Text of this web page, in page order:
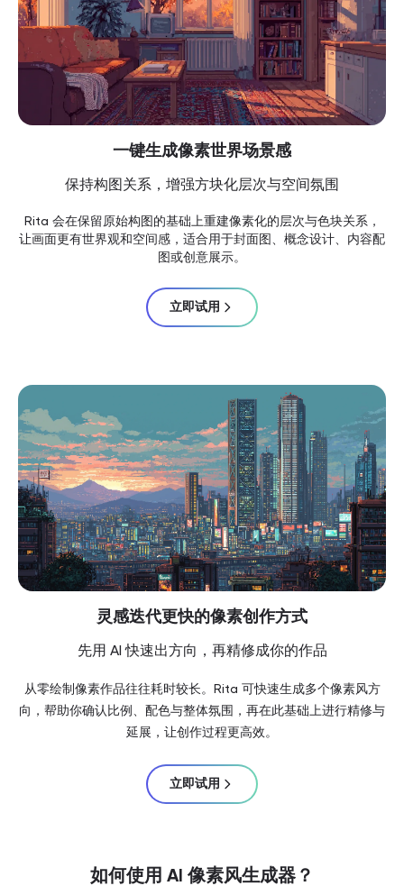
一键生成像素世界场景感
保持构图关系，增强方块化层次与空间氛围
Rita 会在保留原始构图的基础上重建像素化的层次与色块关系，
让画面更有世界观和空间感，适合用于封面图、概念设计、内容配
图或创意展示。
立即试用
灵感迭代更快的像素创作方式
先用 AI 快速出方向，再精修成你的作品
从零绘制像素作品往往耗时较长。Rita 可快速生成多个像素风方
向，帮助你确认比例、配色与整体氛围，再在此基础上进行精修与
延展，让创作过程更高效。
立即试用
如何使用 AI 像素风生成器？